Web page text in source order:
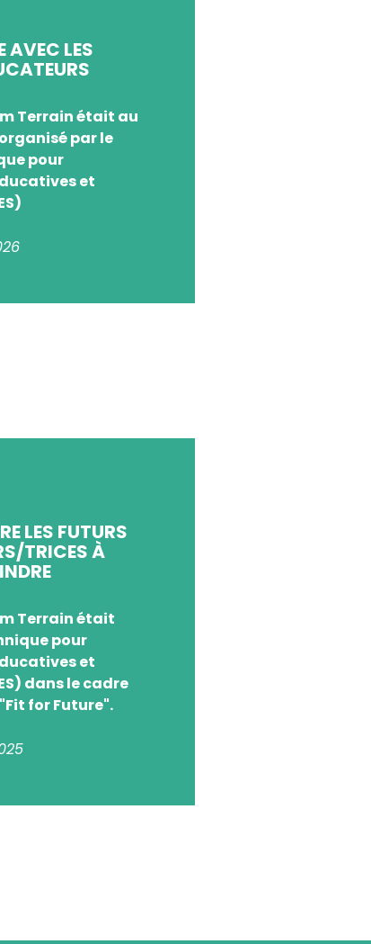
AVEC LES
Terrain était au
par le
pour
et
LES FUTURS
TRICES À
Terrain était
pour
et
dans le cadre
for Future".